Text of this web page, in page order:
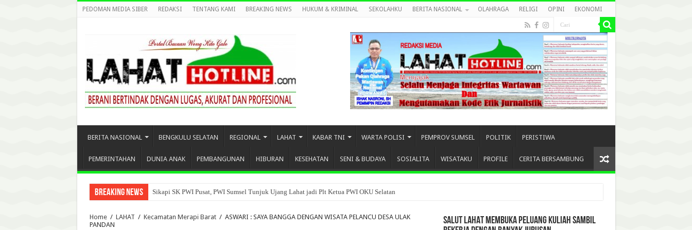
PEDOMAN MEDIA SIBER REDAKSI TENTANG KAMI BREAKING NEWS HUKUM & KRIMINAL SEKOLAHKU BERITA NASIONAL OLAHRAGA RELIGI OPINI EKONOMI
BERITA NASIONAL BENGKULU SELATAN REGIONAL LAHAT KABAR TNI WARTA POLISI PEMPROV SUMSEL POLITIK PERISTIWA
PEMERINTAHAN DUNIA ANAK PEMBANGUNAN HIBURAN KESEHATAN SENI & BUDAYA SOSIALITA WISATAKU PROFILE CERITA BERSAMBUNG
Breaking News Sikapi SK PWI Pusat, PWI Sumsel Tunjuk Ujang Lahat jadi Plt Ketua PWI OKU Selatan
Home / LAHAT / Kecamatan Merapi Barat / ASWARI : SAYA BANGGA DENGAN WISATA PELANCU DESA ULAK
PANDAN
SALUT LAHAT MEMBUKA PELUANG KULIAH SAMBIL